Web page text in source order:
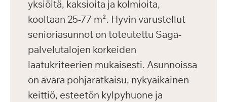
yksiöitä, kaksioita ja kolmioita,
kooltaan 25-77 m². Hyvin varustellut
senioriasunnot on toteutettu Saga-
palvelutalojen korkeiden
laatukriteerien mukaisesti. Asunnoissa
on avara pohjaratkaisu, nykyaikainen
keittiö, esteetön kylpyhuone ja